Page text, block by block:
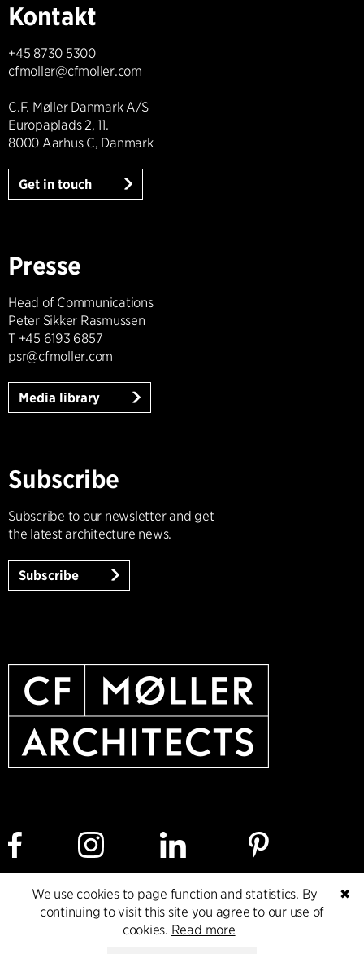
Kontakt
+45 8730 5300
cfmoller@cfmoller.com
C.F. Møller Danmark A/S
Europaplads 2, 11.
8000 Aarhus C, Danmark
Get in touch
Presse
Head of Communications
Peter Sikker Rasmussen
T +45 6193 6857
psr@cfmoller.com
Media library
Subscribe
Subscribe to our newsletter and get
the latest architecture news.
Subscribe
Cookie policy Data ethics policy
Privacy policy
✖
We use cookies to page function and statistics. By
continuing to visit this site you agree to our use of
cookies. Read more